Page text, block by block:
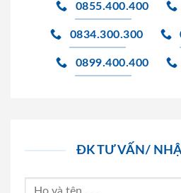
0855.400.400
0834.300.300
0899.400.400
ĐK TƯ VẤN/